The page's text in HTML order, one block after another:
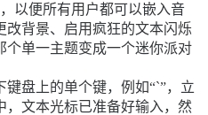
以便所有用户都可以嵌入音
改背景、启用疯狂的文本闪烁
个单一主题变成一个迷你派对
盘上的单个键，例如“`”，立
，文本光标已准备好输入，然